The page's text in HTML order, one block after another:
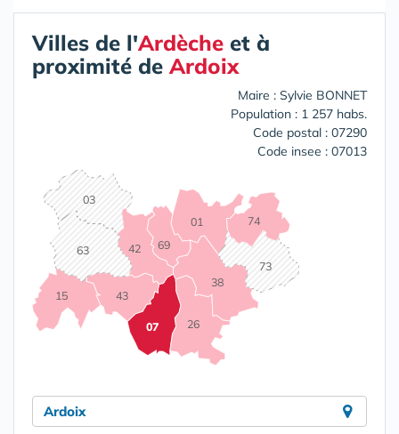
Villes de l'Ardèche et à
proximité de Ardoix
Maire : Sylvie BONNET
Population : 1 257 habs.
Code postal : 07290
Code insee : 07013
01
03
07
15
26
38
42
43
63
69
73
74
Ardoix